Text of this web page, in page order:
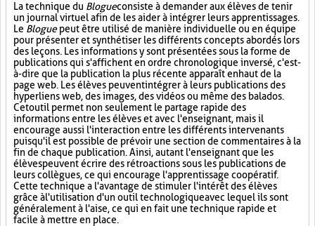
La technique du Blogueconsiste à demander aux élèves de tenir
un journal virtuel afin de les aider à intégrer leurs apprentissages.
Le Bloguepeut être utilisé de manière individuelle ou en équipe
pour présenter et synthétiser les différents concepts abordés lors
des leçons. Les informations y sont présentées sous la forme de
publications qui s'affichent en ordre chronologique inversé, c'est-
à-dire que la publication la plus récente apparaît en haut de la
page web. Les élèves peuvent intégrer à leurs publications des
hyperliens web, des images, des vidéos ou même des balados.
Cet outil permet non seulement le partage rapide des
informations entre les élèves et avec l'enseignant, mais il
encourage aussi l'interaction entre les différents intervenants
puisqu'il est possible de prévoir une section de commentaires à la
fin de chaque publication. Ainsi, autant l'enseignant que les
élèves peuvent écrire des rétroactions sous les publications de
leurs collègues, ce qui encourage l'apprentissage coopératif.
Cette technique a l'avantage de stimuler l'intérêt des élèves
grâce à l'utilisation d'un outil technologique avec lequel ils sont
généralement à l'aise, ce qui en fait une technique rapide et
facile à mettre en place.